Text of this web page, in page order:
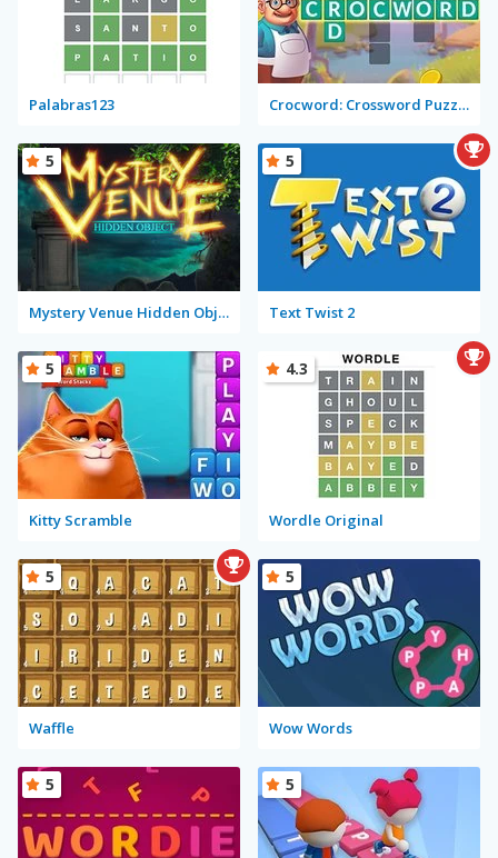
Palabras123 Crocword: Crossword Puzzle Game
Mystery Venue Hidden Object
5
Text Twist 2
5
Kitty Scramble
5
Wordle Original
4.3
Waffle
5
Wow Words
5
5 5